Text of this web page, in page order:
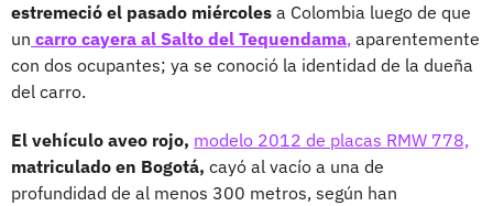
estremeció el pasado miércoles a Colombia luego de que
un carro cayera al Salto del Tequendama, aparentemente
con dos ocupantes; ya se conoció la identidad de la dueña
del carro.
El vehículo aveo rojo, modelo 2012 de placas RMW 778,
matriculado en Bogotá, cayó al vacío a una de
profundidad de al menos 300 metros, según han